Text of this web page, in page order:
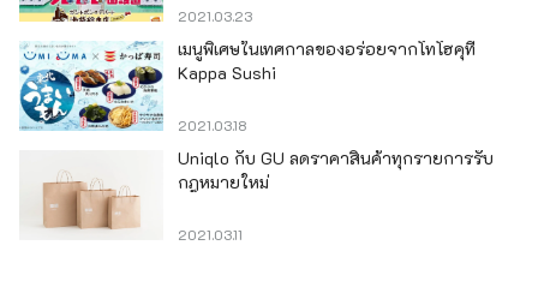
2021.03.23
เมนูพิเศษในเทศกาลของอร่อยจากโทโฮคุที่
Kappa Sushi
2021.03.18
Uniqlo กับ GU ลดราคาสินค้าทุกรายการรับ
กฎหมายใหม่
2021.03.11